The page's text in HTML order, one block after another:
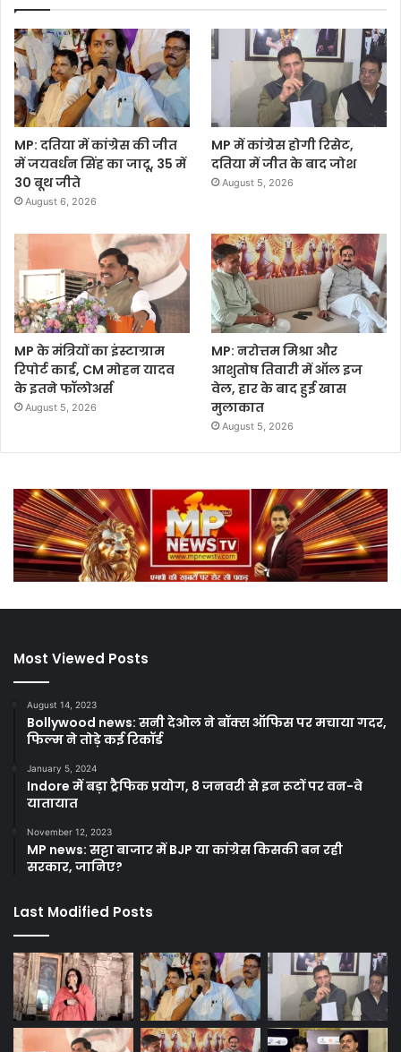
MP: दतिया में कांग्रेस की जीत
में जयवर्धन सिंह का जादू, 35 में
30 बूथ जीते
August 6, 2026
MP में कांग्रेस होगी रिसेट,
दतिया में जीत के बाद जोश
August 5, 2026
MP के मंत्रियों का इंस्टाग्राम
रिपोर्ट कार्ड, CM मोहन यादव
के इतने फॉलोअर्स
August 5, 2026
MP: नरोत्तम मिश्रा और
आशुतोष तिवारी में ऑल इज
वेल, हार के बाद हुई खास
मुलाकात
August 5, 2026
Most Viewed Posts
August 14, 2023
Bollywood news: सनी देओल ने बॉक्स ऑफिस पर मचाया गदर,
फिल्म ने तोड़े कई रिकॉर्ड
January 5, 2024
Indore में बड़ा ट्रैफिक प्रयोग, 8 जनवरी से इन रूटों पर वन-वे
यातायात
November 12, 2023
MP news: सट्टा बाजार में BJP या कांग्रेस किसकी बन रही
सरकार, जानिए?
Last Modified Posts